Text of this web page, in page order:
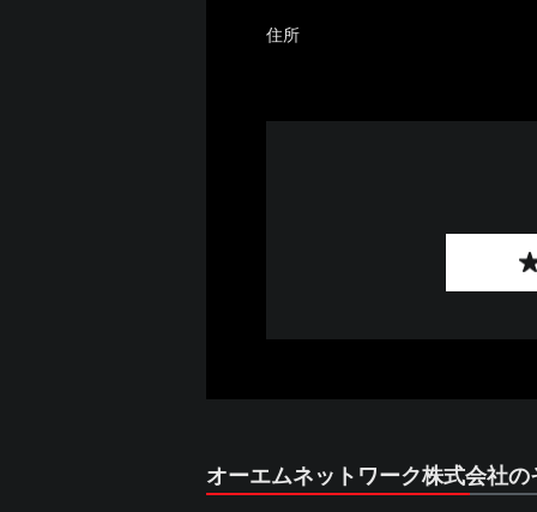
住所
オーエムネットワーク株式会社